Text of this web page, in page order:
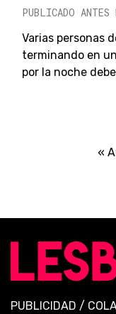
PUBLICADO
Varias personas
terminando en
por la noche
«
PUBLICIDAD /